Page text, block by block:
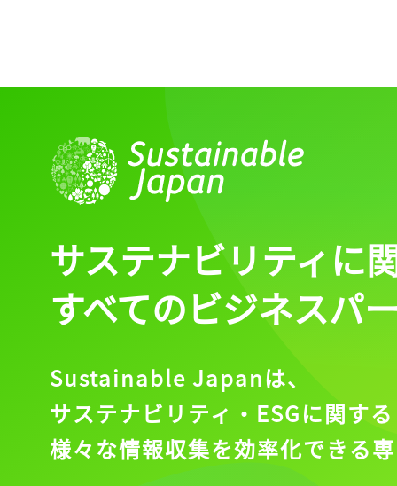
サステナビリティに
すべてのビジネスパ
Sustainable Japanは、
サステナビリティ・ESGに関する
様々な情報収集を効率化できる